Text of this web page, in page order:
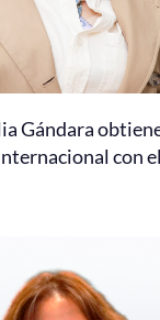
Gándara
con